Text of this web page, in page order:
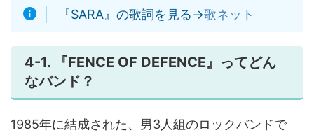
『SARA』の歌詞を見る→歌ネット
4-1. 『FENCE OF DEFENCE』ってどん
なバンド？
1985年に結成された、男3人組のロックバンドで